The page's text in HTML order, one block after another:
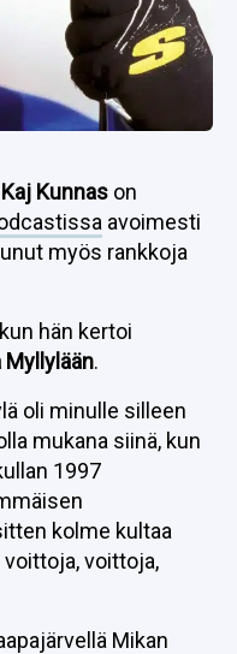
Kaj Kunnas on
avoimesti
myös rankkoja
hän kertoi
Myllylään.
oli minulle silleen
mukana siinä, kun
1997
kolme kultaa
voittoja, voittoja,
Mikan